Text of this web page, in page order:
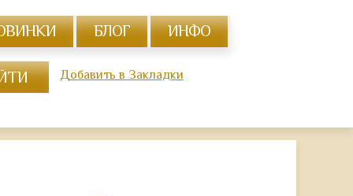
БЛОГ ИНФО
Добавить в Закладки